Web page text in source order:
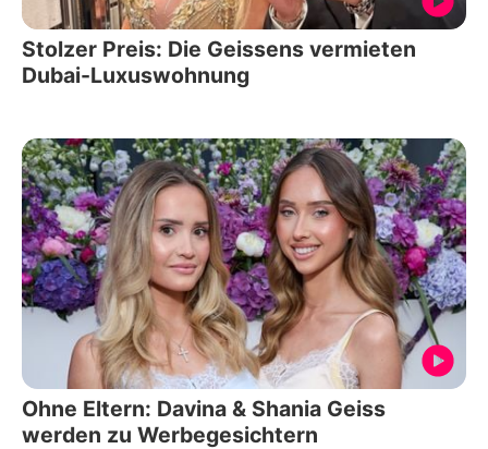
Stolzer Preis: Die Geissens vermieten
Dubai-Luxuswohnung
Ohne Eltern: Davina & Shania Geiss
werden zu Werbegesichtern